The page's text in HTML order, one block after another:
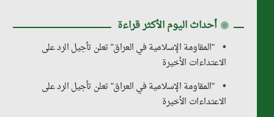
◉ أحداث اليوم الأكثر قراءة
"المقاومة الإسلامية في العراق" تعلن تأجيل الرد على
الاعتداءات الأخيرة
"المقاومة الإسلامية في العراق" تعلن تأجيل الرد على
الاعتداءات الأخيرة